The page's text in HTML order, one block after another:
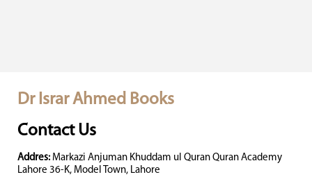
Dr Israr Ahmed Books
Contact Us
Addres: Markazi Anjuman Khuddam ul Quran Quran Academy
Lahore 36-K, Model Town, Lahore